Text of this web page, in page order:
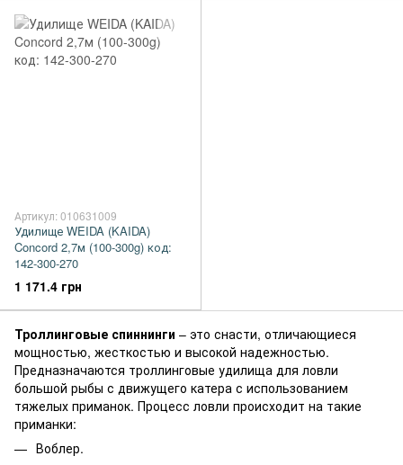
Артикул: 010631009
Удилище WEIDA (KAIDA)
Concord 2,7м (100-300g) код:
142-300-270
1 171.4 грн
Троллинговые спиннинги – это снасти, отличающиеся
мощностью, жесткостью и высокой надежностью.
Предназначаются троллинговые удилища для ловли
большой рыбы с движущего катера с использованием
тяжелых приманок. Процесс ловли происходит на такие
приманки:
Воблер.